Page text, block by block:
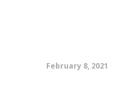
February 8, 2021